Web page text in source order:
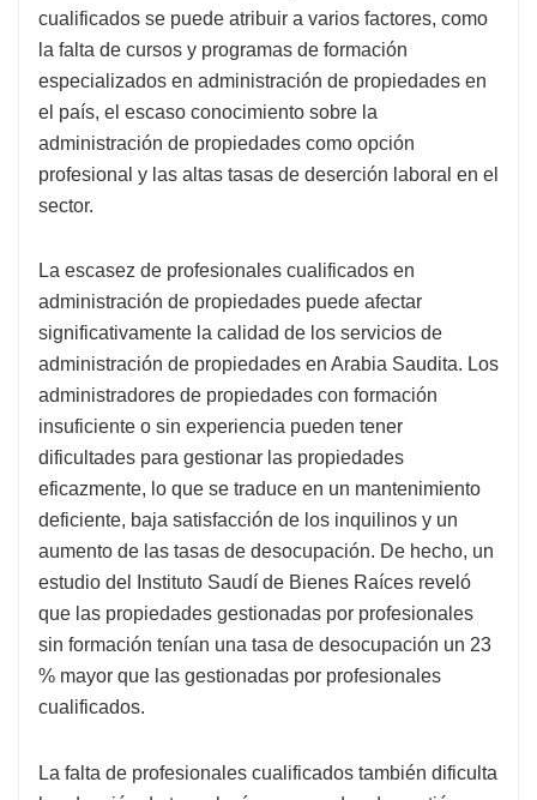
cualificados se puede atribuir a varios factores, como
la falta de cursos y programas de formación
especializados en administración de propiedades en
el país, el escaso conocimiento sobre la
administración de propiedades como opción
profesional y las altas tasas de deserción laboral en el
sector.
La escasez de profesionales cualificados en
administración de propiedades puede afectar
significativamente la calidad de los servicios de
administración de propiedades en Arabia Saudita. Los
administradores de propiedades con formación
insuficiente o sin experiencia pueden tener
dificultades para gestionar las propiedades
eficazmente, lo que se traduce en un mantenimiento
deficiente, baja satisfacción de los inquilinos y un
aumento de las tasas de desocupación. De hecho, un
estudio del Instituto Saudí de Bienes Raíces reveló
que las propiedades gestionadas por profesionales
sin formación tenían una tasa de desocupación un 23
% mayor que las gestionadas por profesionales
cualificados.
La falta de profesionales cualificados también dificulta